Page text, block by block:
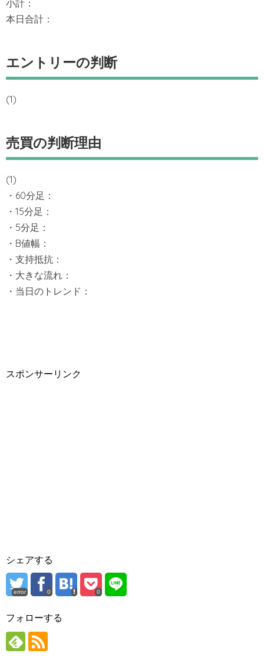
小計：
本日合計：
エントリーの判断
(1)
売買の判断理由
(1)
・60分足：
・15分足：
・5分足：
・B値幅：
・支持抵抗：
・大きな流れ：
・当日のトレンド：
スポンサーリンク
シェアする
error 0 0
フォローする